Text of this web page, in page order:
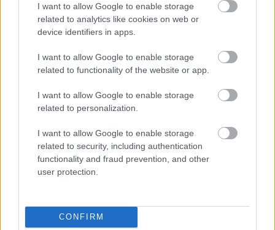
I want to allow Google to enable storage
related to analytics like cookies on web or
device identifiers in apps.
I want to allow Google to enable storage
related to functionality of the website or app.
I want to allow Google to enable storage
related to personalization.
I want to allow Google to enable storage
related to security, including authentication
functionality and fraud prevention, and other
user protection.
CONFIRM
muzsikus is szóvá tett, rossz, hogy a hazai
koncertéletben nem lehet igazán "kifuttatni"
egy műsort. Az előző szezonban a
zeneakadémiai szólóestjére vadonatúj
műsort tanult meg, hatalmas
kamarakoncertek következtek, és mire ismét
szólóestre hívnák, már veszített a
ha nyolcszor-tízszer elő lehetne adni egy
programot."